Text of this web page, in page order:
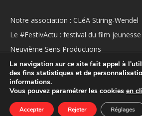
Notre association : CLéA Stiring-Wendel
Le #FestivActu : festival du film jeunesse
Neuvième Sens Productions
Mentions légales
La navigation sur ce site fait appel à
des fins statistiques et de
informations.
Vous pouvez paramétrer les cookies en
Accepter Rejeter Réglages